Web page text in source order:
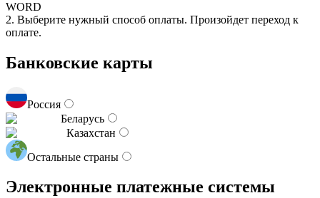
WORD
2. Выберите нужный способ оплаты. Произойдет переход к
оплате.
Банковские карты
Россия
Беларусь
Казахстан
Остальные страны
Электронные платежные системы